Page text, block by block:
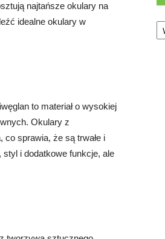
najtańsze okulary na
idealne okulary w
to materiał o wysokiej
Okulary z
sprawia, że są trwałe i
i dodatkowe funkcje, ale